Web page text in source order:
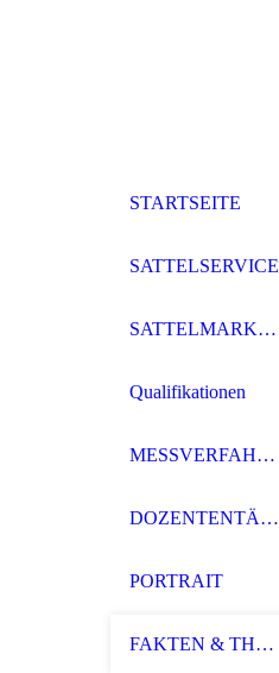
STARTSEITE
SATTELSERVICE
SATTELMARKEN
Qualifikationen
MESSVERFAHREN
DOZENTENTÄTIGKEIT
PORTRAIT
FAKTEN & THEMEN